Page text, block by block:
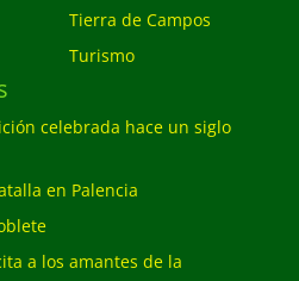
Tierra de Campos
Turismo
celebrada hace un siglo
en Palencia
a los amantes de la